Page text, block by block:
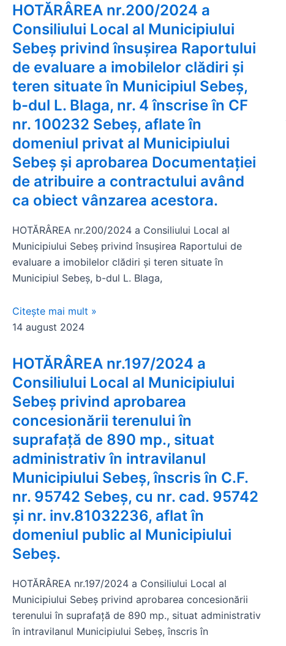
HOTĂRÂREA nr.200/2024 a
Consiliului Local al Municipiului
Sebeș privind însușirea Raportului
de evaluare a imobilelor clădiri și
teren situate în Municipiul Sebeș,
b-dul L. Blaga, nr. 4 înscrise în CF
nr. 100232 Sebeș, aflate în
domeniul privat al Municipiului
Sebeș și aprobarea Documentației
de atribuire a contractului având
ca obiect vânzarea acestora.
HOTĂRÂREA nr.200/2024 a Consiliului Local al
Municipiului Sebeș privind însușirea Raportului de
evaluare a imobilelor clădiri și teren situate în
Municipiul Sebeș, b-dul L. Blaga,
Citește mai mult »
14 august 2024
HOTĂRÂREA nr.197/2024 a
Consiliului Local al Municipiului
Sebeș privind aprobarea
concesionării terenului în
suprafață de 890 mp., situat
administrativ în intravilanul
Municipiului Sebeș, înscris în C.F.
nr. 95742 Sebeș, cu nr. cad. 95742
și nr. inv.81032236, aflat în
domeniul public al Municipiului
Sebeș.
HOTĂRÂREA nr.197/2024 a Consiliului Local al
Municipiului Sebeș privind aprobarea concesionării
terenului în suprafață de 890 mp., situat administrativ
în intravilanul Municipiului Sebeș, înscris în